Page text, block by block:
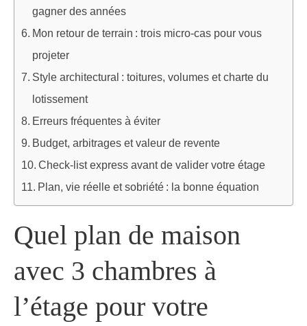
gagner des années
Mon retour de terrain : trois micro-cas pour vous
projeter
Style architectural : toitures, volumes et charte du
lotissement
Erreurs fréquentes à éviter
Budget, arbitrages et valeur de revente
Check-list express avant de valider votre étage
Plan, vie réelle et sobriété : la bonne équation
Quel plan de maison
avec 3 chambres à
l’étage pour votre